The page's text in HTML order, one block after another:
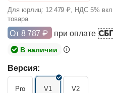
Для юрлиц: 12 479 ₽, НДС 5%
товара
От 8 787 ₽ при оплате
В наличии
Версия:
Pro V1 V2